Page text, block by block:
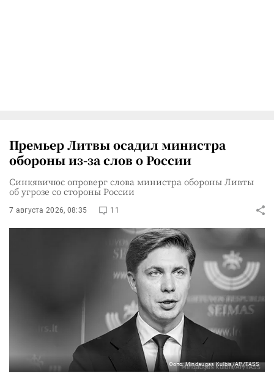
Премьер Литвы осадил министра
обороны из-за слов о России
Синкявичюс опроверг слова министра обороны Ливты
об угрозе со стороны России
7 августа 2026, 08:35 11
Фото: Mindaugas Kulbis/AP/TASS